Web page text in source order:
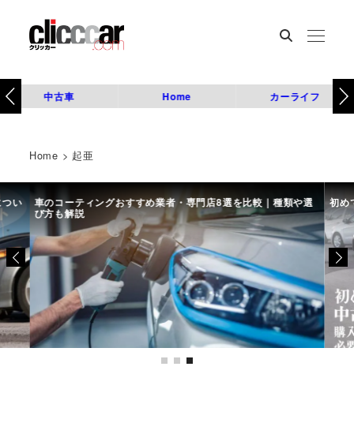
中古車 Home カーライフ
Home > 起亜
い 車のコーティングおすすめ業者・専門店8選を比較｜種類や選
び方も解説
初め